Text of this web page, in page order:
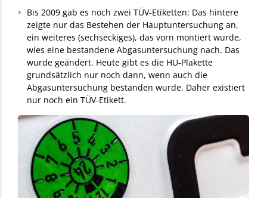
Bis 2009 gab es noch zwei TÜV-Etiketten: Das hintere
zeigte nur das Bestehen der Hauptuntersuchung an,
ein weiteres (sechseckiges), das vorn montiert wurde,
wies eine bestandene Abgasuntersuchung nach. Das
wurde geändert. Heute gibt es die HU-Plakette
grundsätzlich nur noch dann, wenn auch die
Abgasuntersuchung bestanden wurde. Daher existiert
nur noch ein TÜV-Etikett.